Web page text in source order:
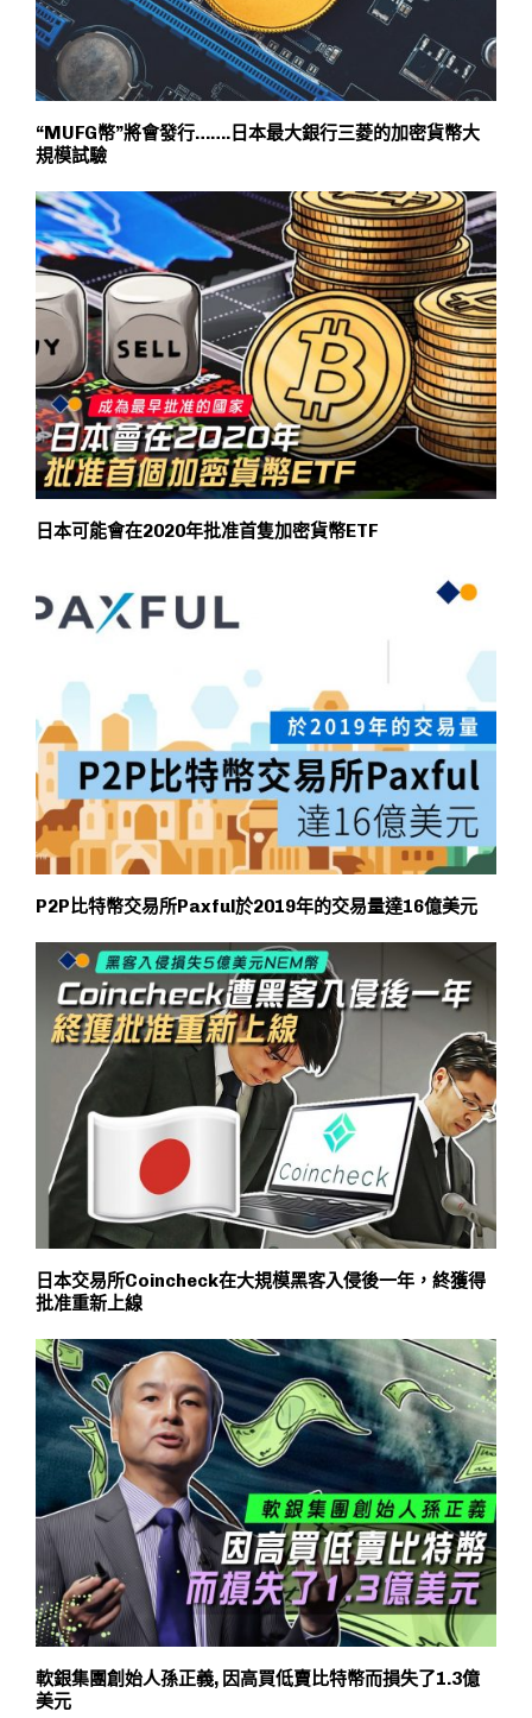
“MUFG幣”將會發行…….日本最大銀行三菱的加密貨幣大
規模試驗
日本可能會在2020年批准首隻加密貨幣ETF
P2P比特幣交易所Paxful於2019年的交易量達16億美元
日本交易所Coincheck在大規模黑客入侵後一年，終獲得
批准重新上線
軟銀集團創始人孫正義, 因高買低賣比特幣而損失了1.3億
美元